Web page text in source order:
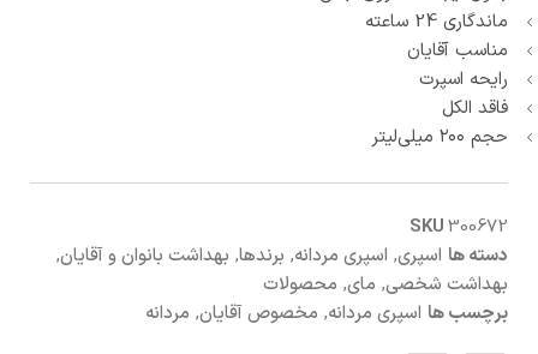
ماندگاری 24 ساعته
مناسب آقایان
رایحه اسپرت
فاقد الکل
حجم ۲۰۰ میلی‌لیتر
SKU300672
دسته ها اسپری, اسپری مردانه, برندها, بهداشت بانوان و آقایان,
بهداشت شخصی, مای, محصولات
برچسب ها اسپری مردانه, مخصوص آقایان, مردانه